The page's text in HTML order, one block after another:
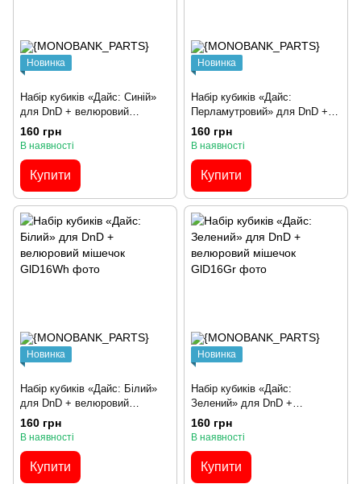
Новинка
Набір кубиків «Дайс: Синій»
для DnD + велюровий
мішечок
160 грн
В наявності
Купити
Новинка
Набір кубиків «Дайс:
Перламутровий» для DnD +
велюровий мішечок
160 грн
В наявності
Купити
Новинка
Набір кубиків «Дайс: Білий»
для DnD + велюровий
мішечок
160 грн
В наявності
Купити
Новинка
Набір кубиків «Дайс:
Зелений» для DnD +
велюровий мішечок
160 грн
В наявності
Купити